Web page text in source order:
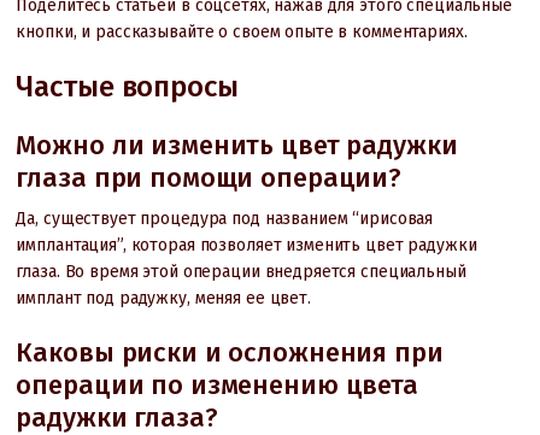
Поделитесь статьей в соцсетях, нажав для этого специальные
кнопки, и рассказывайте о своем опыте в комментариях.
Частые вопросы
Можно ли изменить цвет радужки
глаза при помощи операции?
Да, существует процедура под названием “ирисовая
имплантация”, которая позволяет изменить цвет радужки
глаза. Во время этой операции внедряется специальный
имплант под радужку, меняя ее цвет.
Каковы риски и осложнения при
операции по изменению цвета
радужки глаза?